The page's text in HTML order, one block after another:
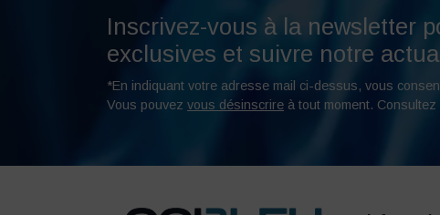
Inscrivez-vous à la newsletter
exclusives et suivre notre
*En indiquant votre adresse mail ci-dessus, vous
Vous pouvez vous désinscrire à tout moment. Consultez